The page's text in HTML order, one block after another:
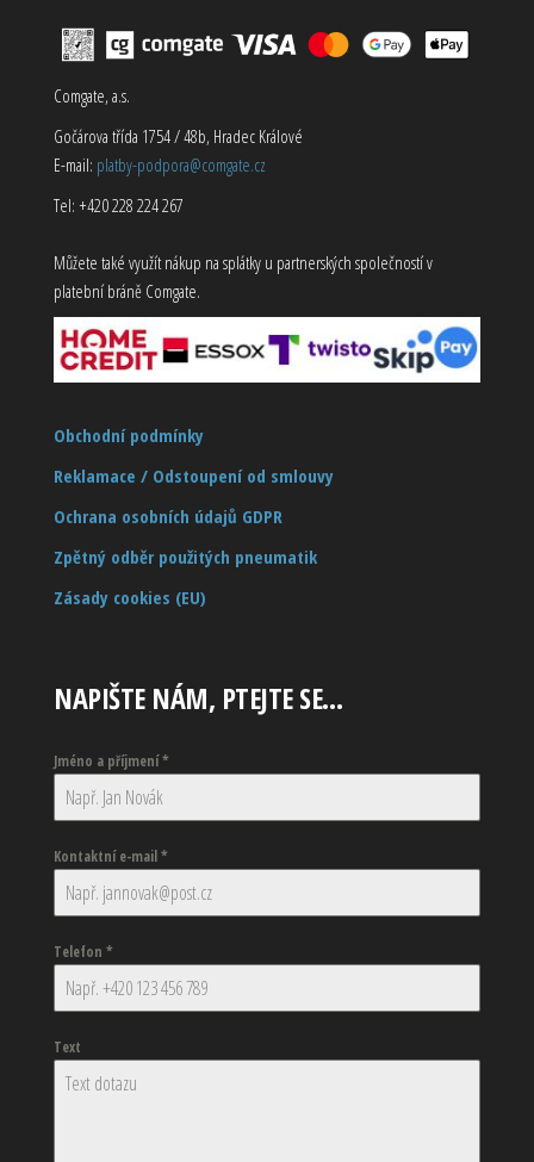
Comgate, a.s.
Gočárova třída 1754 / 48b, Hradec Králové
E-mail: platby-podpora@comgate.cz
Tel: +420 228 224 267
Můžete také využít nákup na splátky u partnerských společností v
platební bráně Comgate.
Obchodní podmínky
Reklamace / Odstoupení od smlouvy
Ochrana osobních údajů GDPR
Zpětný odběr použitých pneumatik
Zásady cookies (EU)
NAPIŠTE NÁM, PTEJTE SE…
Jméno a příjmení*
Kontaktní e-mail*
Telefon *
Text